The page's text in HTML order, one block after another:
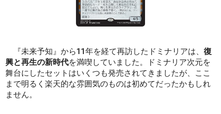
『未来予知』から11年を経て再訪したドミナリアは、復
興と再生の新時代を満喫していました。ドミナリア次元を
舞台にしたセットはいくつも発売されてきましたが、ここ
まで明るく楽天的な雰囲気のものは初めてだったかもしれ
ません。